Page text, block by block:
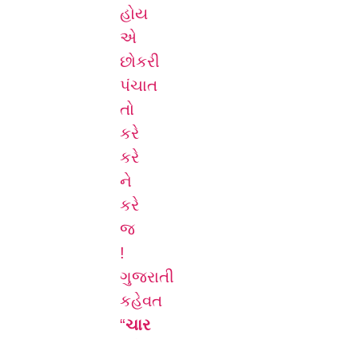
હોય
એ
છોકરી
પંચાત
તો
કરે
કરે
ને
કરે
જ
!
ગુજરાતી
કહેવત
“ચાર